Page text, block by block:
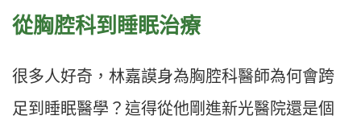
從胸腔科到睡眠治療
很多人好奇，林嘉謨身為胸腔科醫師為何會跨
足到睡眠醫學？這得從他剛進新光醫院還是個